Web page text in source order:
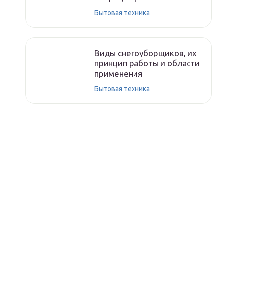
Бытовая техника
Виды снегоуборщиков, их
принцип работы и области
применения
Бытовая техника